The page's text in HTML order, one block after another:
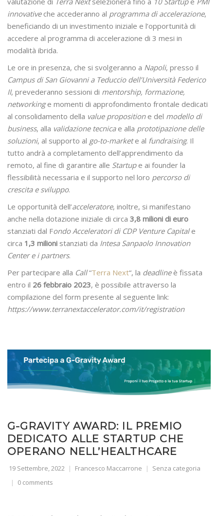
innovativeche accederanno al programma di accelerazione,
beneficiando di un investimento iniziale e l’opportunità di
accedere al programma di accelerazione di 3 mesi in
modalità ibrida.
Le ore in presenza, che si svolgeranno a Napoli, presso il
Campus di San Giovanni a Teduccio dell’Università Federico
II, prevederanno sessioni di mentorship, formazione,
networkinge momenti di approfondimento frontale dedicati
al consolidamento della value propositione del modello di
business, alla validazione tecnicae alla prototipazione delle
soluzioni, al supporto al go-to-markete al fundraising. Il
tutto andrà a completamento dell’apprendimento da
remoto, al fine di garantire alle Startupe ai founder la
flessibilità necessaria e il supporto nel loro percorso di
crescita e sviluppo.
Le opportunità dell’acceleratore, inoltre, si manifestano
anche nella dotazione iniziale di circa 3,8 milioni di euro
stanziati dal Fondo Acceleratori di CDP Venture Capitale
circa 1,3 milioni stanziati da Intesa Sanpaolo Innovation
Center e i partners.
Per partecipare alla Call“Terra Next“, la deadlineè fissata
entro il 26 febbraio 2023, è possibile attraverso la
compilazione del form presente al seguente link:
https://www.terranextaccelerator.com/it/registration
G-GRAVITY AWARD: IL PREMIO
DEDICATO ALLE STARTUP CHE
OPERANO NELL’HEALTHCARE
19 Settembre, 2022 Francesco Maccarrone
Senza categoria
0 comments